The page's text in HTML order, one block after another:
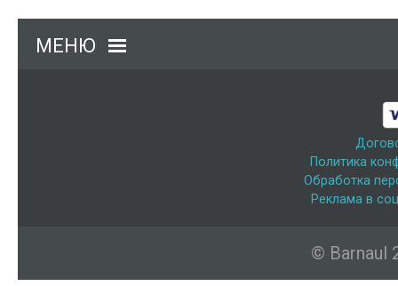
МЕНЮ
Политика
Обработка
Реклама в
© Barnaul